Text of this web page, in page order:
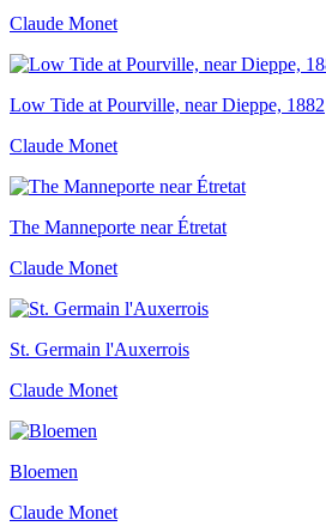
Claude Monet
Low Tide at Pourville, near Dieppe, 1882
Claude Monet
The Manneporte near Étretat
Claude Monet
St. Germain l'Auxerrois
Claude Monet
Bloemen
Claude Monet